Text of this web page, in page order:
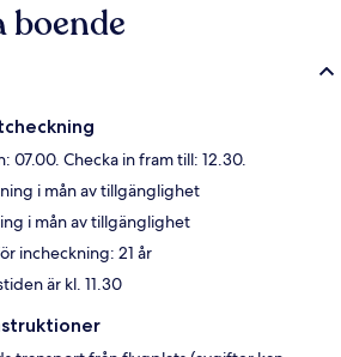
boende
07.00. Checka in fram till: 12.30.
i mån av tillgänglighet
i mån av tillgänglighet
incheckning: 21 år
är kl. 11.30